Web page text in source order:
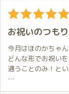
時間に余裕がある
としたものでした。
近況報告や何気な
よく、気を張らず
でもそれだけでな
た。
普段なら人に話さ
然と話せてしまいま
そんな時彼女は無
お祝いのつもり
今月はほのかちゃ
どんな形でお祝い
通うことのみ！と
前回からは10日ぶ